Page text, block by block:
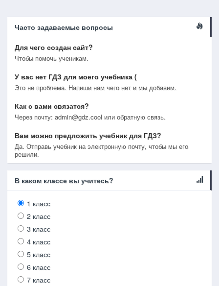
Часто задаваемые вопросы
Для чего создан сайт?
Чтобы помочь ученикам.
У вас нет ГДЗ для моего учебника (
Это не проблема. Напиши нам чего нет и мы добавим.
Как с вами связатся?
Через почту: admin@gdz.cool или обратную связь.
Вам можно предложить учебник для ГДЗ?
Да. Отправь учебник на электронную почту, чтобы мы его
решили.
В каком классе вы учитесь?
1 класс
2 класс
3 класс
4 класс
5 класс
6 класс
7 класс